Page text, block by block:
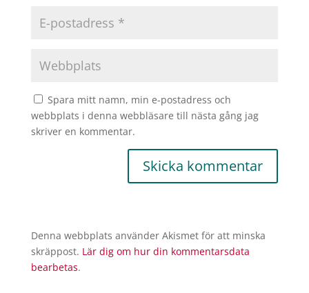
Spara mitt namn, min e-postadress och
webbplats i denna webbläsare till nästa gång jag
skriver en kommentar.
Denna webbplats använder Akismet för att minska
skräppost. Lär dig om hur din kommentarsdata
bearbetas.